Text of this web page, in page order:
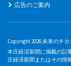
広告のご案内
Copyright 2026 未来のチ
本庄経済新聞に掲載の記
庄経済新聞またはその情